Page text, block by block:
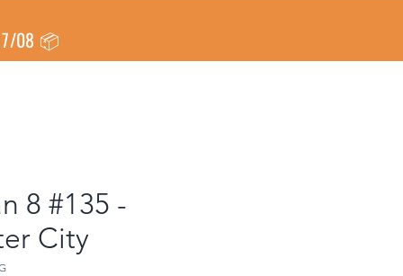
08 📦
8 #135 -
City